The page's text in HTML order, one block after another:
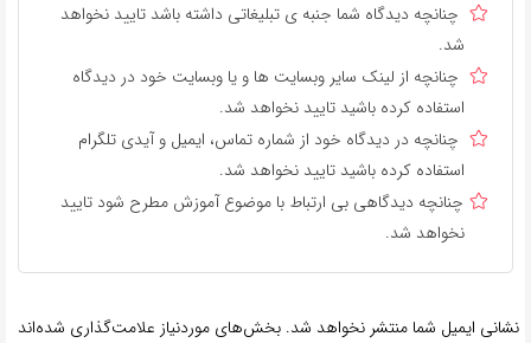
چنانچه دیدگاه شما جنبه ی تبلیغاتی داشته باشد تایید نخواهد
شد.
چنانچه از لینک سایر وبسایت ها و یا وبسایت خود در دیدگاه
استفاده کرده باشید تایید نخواهد شد.
چنانچه در دیدگاه خود از شماره تماس، ایمیل و آیدی تلگرام
استفاده کرده باشید تایید نخواهد شد.
چنانچه دیدگاهی بی ارتباط با موضوع آموزش مطرح شود تایید
نخواهد شد.
نشانی ایمیل شما منتشر نخواهد شد. بخش‌های موردنیاز علامت‌گذاری شده‌اند